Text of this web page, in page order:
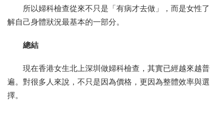
所以婦科檢查從來不只是「有病才去做」，而是女性了
解自己身體狀況最基本的一部分。
總結
現在香港女生北上深圳做婦科檢查，其實已經越來越普
遍。對很多人來說，不只是因為價格，更因為整體效率與選
擇。